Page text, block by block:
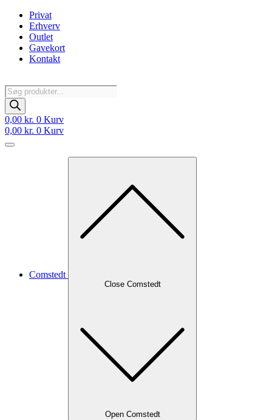
Videre
indhold
Privat
Erhverv
Outlet
Gavekort
Kontakt
Products
search
0,00 kr. 0 Kurv
0,00 kr. 0 Kurv
Comstedt
Close Comstedt
Open Comstedt